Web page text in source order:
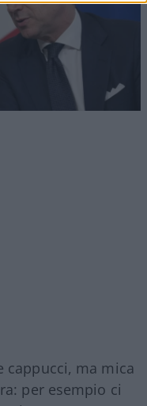
cappucci, ma mica
per esempio ci